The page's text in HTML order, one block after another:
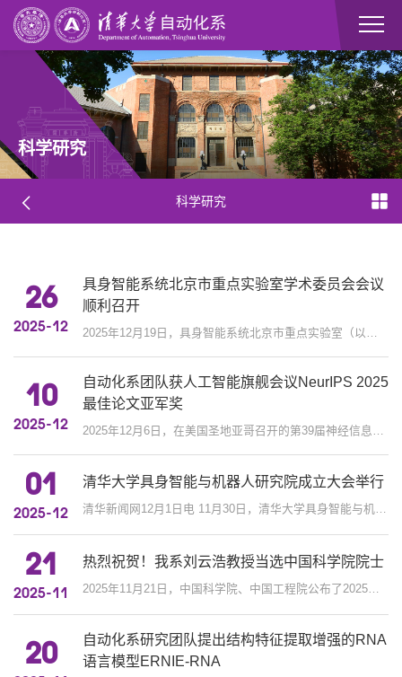
科学研究
科学研究
26
2025-12
具身智能系统北京市重点实验室学术委员会会议
顺利召开
2025年12月19日，具身智能系统北京市重点实验室（以下简称“实验室”）学术委员会会议在中央主楼407会议室召开。中国工程院院...
10
2025-12
自动化系团队获人工智能旗舰会议NeurIPS 2025
最佳论文亚军奖
2025年12月6日，在美国圣地亚哥召开的第39届神经信息处理系统会议（Conference on Neural Information Processing Systems，N...
01
2025-12
清华大学具身智能与机器人研究院成立大会举行
清华新闻网12月1日电 11月30日，清华大学具身智能与机器人研究院成立大会在主楼接待厅举行。清华大学校长李路明院士，北京市...
21
2025-11
热烈祝贺！我系刘云浩教授当选中国科学院院士
2025年11月21日，中国科学院、中国工程院公布了2025年院士增选结果。清华大学自动化系教授刘云浩当选中国科学院院士。刘云浩...
20
自动化系研究团队提出结构特征提取增强的RNA
语言模型ERNIE-RNA